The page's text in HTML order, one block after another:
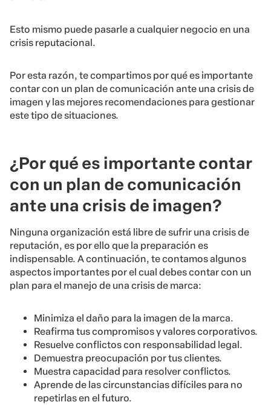
Esto mismo puede pasarle a cualquier negocio en una
crisis reputacional.
Por esta razón, te compartimos por qué es importante
contar con un plan de comunicación ante una crisis de
imagen y las mejores recomendaciones para gestionar
este tipo de situaciones.
¿Por qué es importante contar
con un plan de comunicación
ante una crisis de imagen?
Ninguna organización está libre de sufrir una crisis de
reputación, es por ello que la preparación es
indispensable. A continuación, te contamos algunos
aspectos importantes por el cual debes contar con un
plan para el manejo de una crisis de marca:
Minimiza el daño para la imagen de la marca.
Reafirma tus compromisos y valores corporativos.
Resuelve conflictos con responsabilidad legal.
Demuestra preocupación por tus clientes.
Muestra capacidad para resolver conflictos.
Aprende de las circunstancias difíciles para no
repetirlas en el futuro.